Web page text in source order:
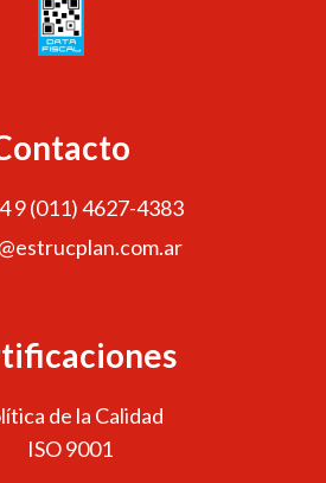
9 (011) 4627-4383
de la Calidad
ISO 9001